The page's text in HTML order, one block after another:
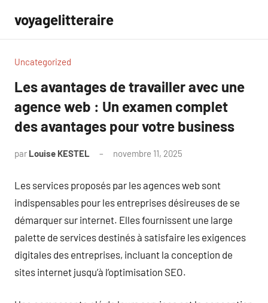
contenu
voyagelitteraire
Uncategorized
Les avantages de travailler avec une
agence web : Un examen complet
des avantages pour votre business
par Louise KESTEL novembre 11, 2025
Les services proposés par les agences web sont
indispensables pour les entreprises désireuses de se
démarquer sur internet. Elles fournissent une large
palette de services destinés à satisfaire les exigences
digitales des entreprises, incluant la conception de
sites internet jusqu’à l’optimisation SEO.